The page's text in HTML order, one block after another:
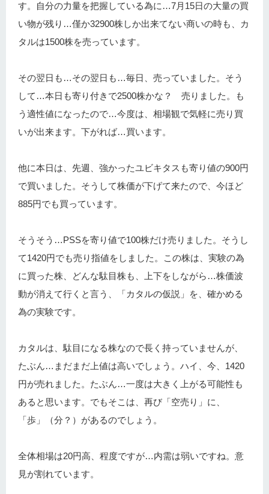
す。自分の力量を把握している為に…7月15日の大量の買
い物が残り…僅か32900株しか出来てない商いの時も、カ
タルは1500株を売っています。
その翌日も…その翌日も…毎日、売っていました。そう
して…本日も寄り付きで2500株かな？ 売りました。も
う適性値になったので…今度は、相場観で気軽に売り買
いが出来ます。下がれば…買います。
他に本日は、先週、強かったユビキタスも寄り値の900円
で買いました。そうして株価が下げて来たので、今ほど
885円でも買っています。
そうそう…PSSを寄り値で100株だけ売りました。そうし
て1420円でも売り指値をしました。この株は、実験の為
に買った株、どんな駄目株も、上下をしながら…株価波
動が消えて行くと言う、「カタルの仮説」を、確かめる
為の実験です。
カタルは、駄目になる株なので長く持っていませんが、
たぶん…まだまだ上値は高いでしょう。ハイ、今、1420
円が売れました。たぶん…一度は大きく上がる可能性も
あると思います。でもそこは、再び「空売り」に、
「歩」（分？）があるのでしょう。
全体相場は20円高、程度ですが…内需は弱いですね。意
見が割れています。